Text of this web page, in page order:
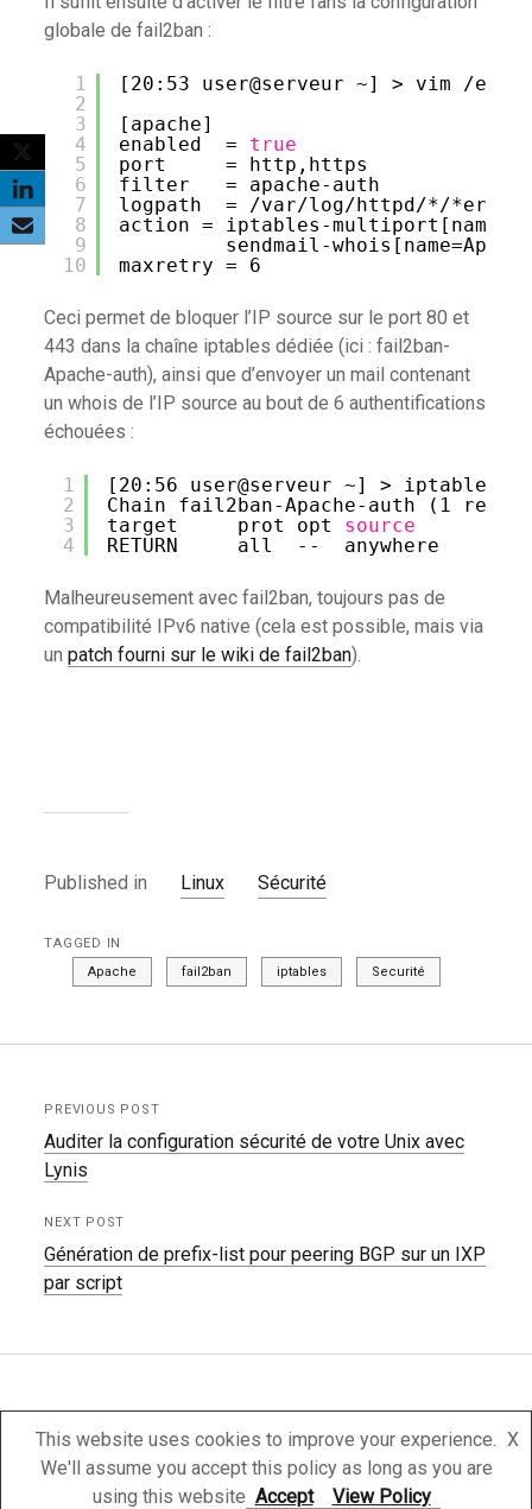
globale de fail2ban :
1
2
3
4
5
6
7
8
9
10
[20:53 user@serveur ~] > vim /etc/
[apache]
enabled  = true
port     = http,https
filter   = apache-auth
logpath  = /var/log/httpd/*/
action = iptables-
sendmail-
maxretry = 6
Ceci permet de bloquer l’IP source sur le port 80 et
443 dans la chaîne iptables dédiée (ici : fail2ban-
Apache-auth), ainsi que d’envoyer un mail contenant
un whois de l’IP source au bout de 6 authentifications
échouées :
1
2
3
4
[20:56 user@serveur ~] > iptables -
Chain fail2ban-Apache-auth (1
target     prot opt source
RETURN     all  --  anywhere
Malheureusement avec fail2ban, toujours pas de
compatibilité IPv6 native (cela est possible, mais via
unpatch fourni sur le wiki de fail2ban).
Published in Linux Sécurité
TAGGED IN
Apache
fail2ban iptables Securité
PREVIOUS POST
Auditer la configuration sécurité de votre Unix avec
Lynis
NEXT POST
Génération de prefix-list pour peering BGP sur un IXP
par script
Powered by WP on OVH Instance
This website uses cookies to improve your experience.
We'll assume you accept this policy as long as you are
using this website
X
Accept View Policy